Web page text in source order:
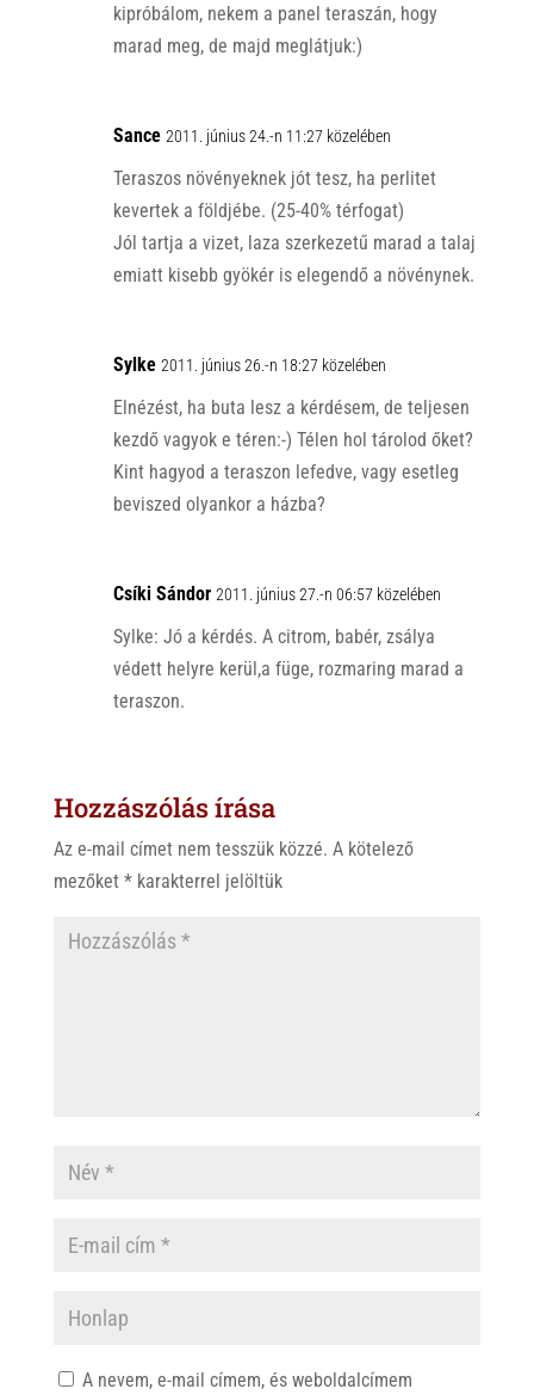
kipróbálom, nekem a panel teraszán, hogy
marad meg, de majd meglátjuk:)
Sance 2011. június 24.-n 11:27 közelében
Teraszos növényeknek jót tesz, ha perlitet
kevertek a földjébe. (25-40% térfogat)
Jól tartja a vizet, laza szerkezetű marad a talaj
emiatt kisebb gyökér is elegendő a növénynek.
Sylke 2011. június 26.-n 18:27 közelében
Elnézést, ha buta lesz a kérdésem, de teljesen
kezdő vagyok e téren:-) Télen hol tárolod őket?
Kint hagyod a teraszon lefedve, vagy esetleg
beviszed olyankor a házba?
Csíki Sándor 2011. június 27.-n 06:57 közelében
Sylke: Jó a kérdés. A citrom, babér, zsálya
védett helyre kerül,a füge, rozmaring marad a
teraszon.
Hozzászólás írása
Az e-mail címet nem tesszük közzé. A kötelező
mezőket *karakterrel jelöltük
A nevem, e-mail címem, és weboldalcímem